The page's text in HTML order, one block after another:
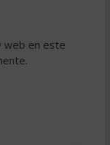
web en este